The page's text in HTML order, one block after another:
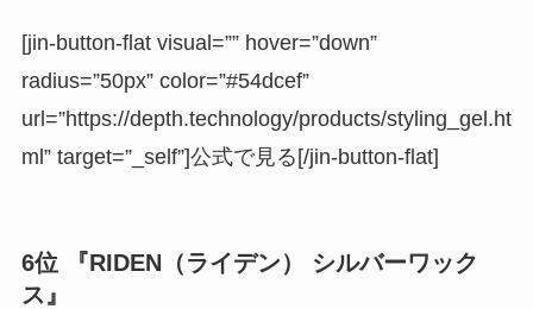
[jin-button-flat visual=”” hover=”down”
radius=”50px” color=”#54dcef”
url=”https://depth.technology/products/styling_gel.ht
ml” target=”_self”]公式で見る[/jin-button-flat]
6位 『RIDEN（ライデン） シルバーワック
ス』